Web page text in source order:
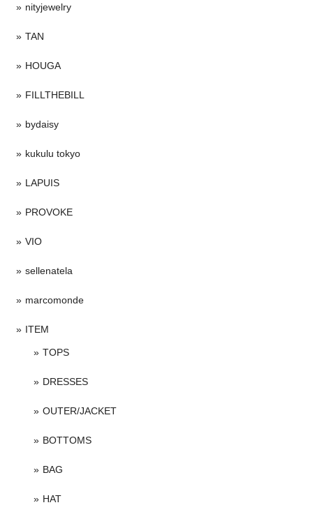
nityjewelry
TAN
HOUGA
FILLTHEBILL
bydaisy
kukulu tokyo
LAPUIS
PROVOKE
VIO
sellenatela
marcomonde
ITEM
TOPS
DRESSES
OUTER/JACKET
BOTTOMS
BAG
HAT